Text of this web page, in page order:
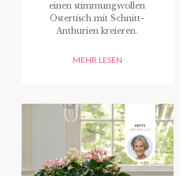
einen stimmungsvollen
Ostertisch mit Schnitt-
Anthurien kreieren.
MEHR LESEN